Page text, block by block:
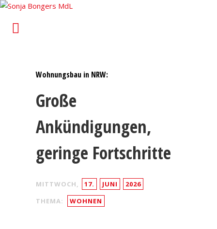
Sonja Bongers MdL
Wohnungsbau in NRW:
Große
Ankündigungen,
geringe Fortschritte
MITTWOCH, 17. JUNI
2026
THEMA:
WOHNEN